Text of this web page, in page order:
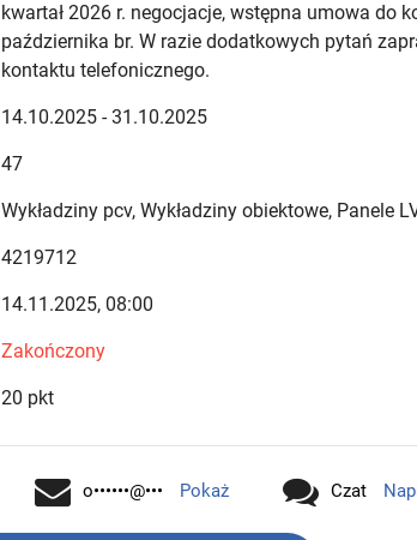
kwartał 2026 r. negocjacje, wstępna umowa do
października br. W razie dodatkowych pytań
kontaktu telefonicznego.
14.10.2025 - 31.10.2025
47
Wykładziny pcv, Wykładziny obiektowe, Panele
4219712
14.11.2025, 08:00
Zakończony
20 pkt
o••••••@••• Pokaż Czat